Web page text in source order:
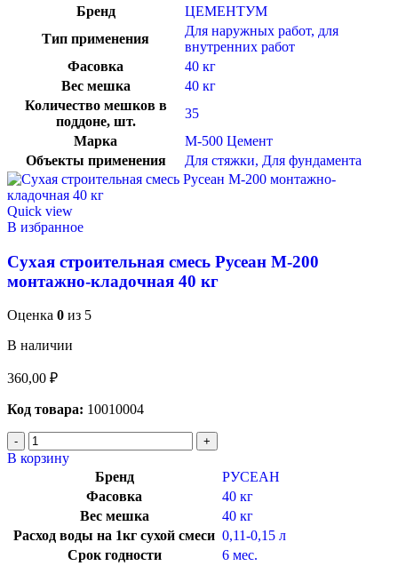
Бренд
ЦЕМЕНТУМ
Тип применения
Для наружных работ, для
внутренних работ
Фасовка
40 кг
Вес мешка
40 кг
Количество мешков в
поддоне, шт.
35
Марка
М-500 Цемент
Объекты применения
Для стяжки, Для фундамента
Quick view
В избранное
Сухая строительная смесь Русеан М-200
монтажно-кладочная 40 кг
Оценка 0 из 5
В наличии
360,00 ₽
Код товара: 10010004
В корзину
Бренд
РУСЕАН
Фасовка
40 кг
Вес мешка
40 кг
Расход воды на 1кг сухой смеси 0,11-0,15 л
Срок годности
6 мес.